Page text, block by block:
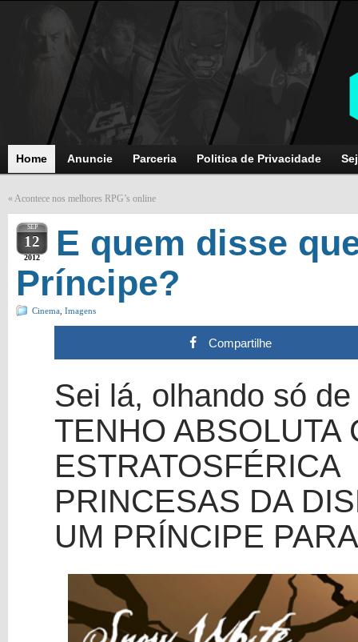
Home Anuncie Parceria Politica de Privacidade
« Acontece nos melhores RPG’s online
SEP
12
2012
E quem disse
Príncipe?
Cinema Imagens
Compartilhe
Sei lá, olhando só
TENHO ABSOLUTA
PRINCESAS DA
UM PRÍNCIPE